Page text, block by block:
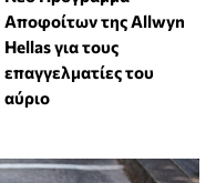
Αποφοίτων της Allwyn
Hellas για τους
επαγγελματίες του
αύριο